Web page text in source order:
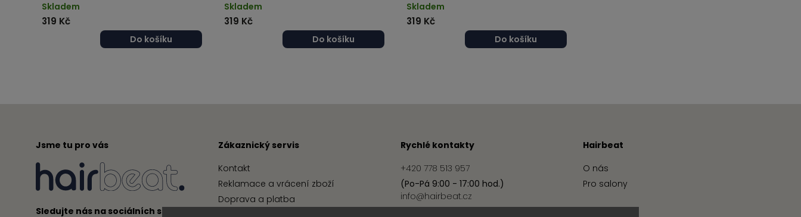
Skladem
319 Kč
Do košíku
Skladem
319 Kč
Do košíku
Skladem
319 Kč
Do košíku
Jsme tu pro vás
Sledujte nás na sociálních sítích
Zákaznický servis
Kontakt
Reklamace a vrácení zboží
Doprava a platba
Rychlé kontakty
+420 778 513 957
(Po-Pá 9:00 - 17:00 hod.)
info@hairbeat.cz
Hairbeat
O nás
Pro salony